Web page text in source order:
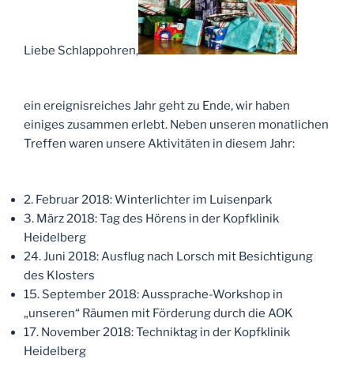
Liebe Schlappohren,
ein ereignisreiches Jahr geht zu Ende, wir haben
einiges zusammen erlebt. Neben unseren monatlichen
Treffen waren unsere Aktivitäten in diesem Jahr:
2. Februar 2018: Winterlichter im Luisenpark
3. März 2018: Tag des Hörens in der Kopfklinik
Heidelberg
24. Juni 2018: Ausflug nach Lorsch mit Besichtigung
des Klosters
15. September 2018: Aussprache-Workshop in
„unseren“ Räumen mit Förderung durch die AOK
17. November 2018: Techniktag in der Kopfklinik
Heidelberg